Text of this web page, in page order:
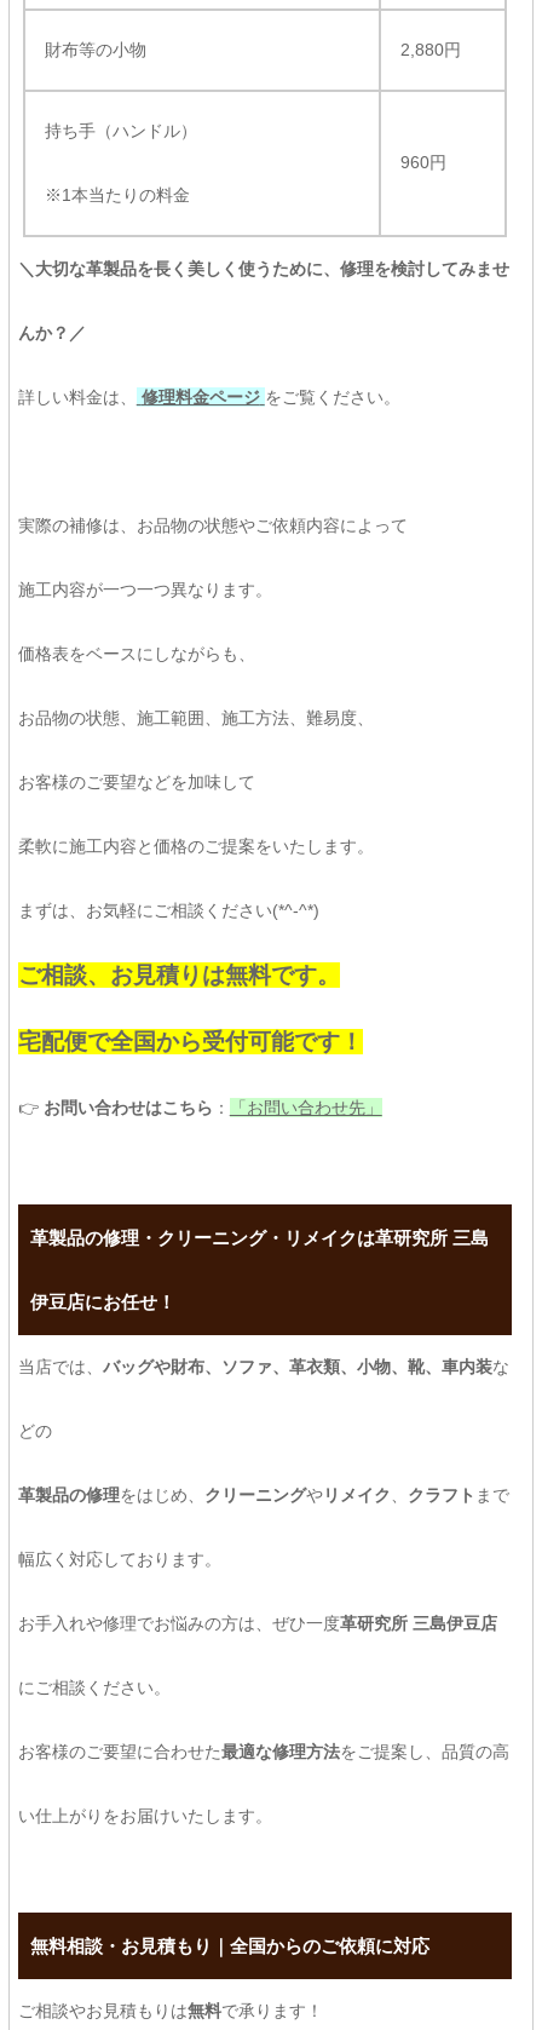
財布等の小物 2,880円
持ち手（ハンドル）
※1本当たりの料金
960円
＼大切な革製品を長く美しく使うために、修理を検討してみませ
んか？／
詳しい料金は、 修理料金ページ をご覧ください。
実際の補修は、お品物の状態やご依頼内容によって
施工内容が一つ一つ異なります。
価格表をベースにしながらも、
お品物の状態、施工範囲、施工方法、難易度、
お客様のご要望などを加味して
柔軟に施工内容と価格のご提案をいたします。
まずは、お気軽にご相談ください(*^-^*)
ご相談、お見積りは無料です。
宅配便で全国から受付可能です！
👉 お問い合わせはこちら ： 「お問い合わせ先」
革製品の修理・クリーニング・リメイクは革研究所 三島
伊豆店にお任せ！
当店では、 バッグや財布、ソファ、革衣類、小物、靴、車内装な
どの
革製品の修理をはじめ、 クリーニングやリメイク クラフト まで
幅広く対応しております。
お手入れや修理でお悩みの方は、ぜひ一度革研究所 三島伊豆店
にご相談ください。
お客様のご要望に合わせた最適な修理方法をご提案し、品質の高
い仕上がりをお届けいたします。
無料相談・お見積もり｜全国からのご依頼に対応
ご相談やお見積もりは無料で承ります！